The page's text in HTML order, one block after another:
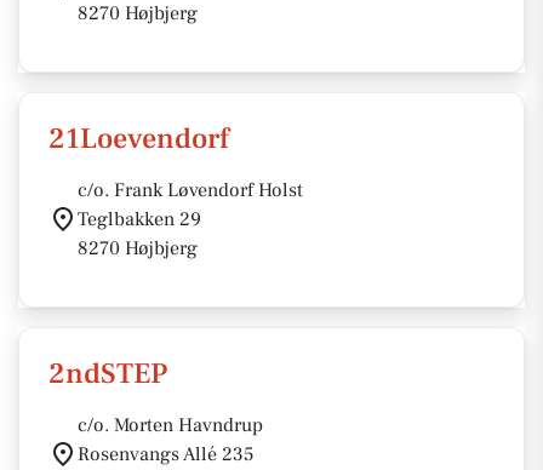
8270 Højbjerg
21Loevendorf
c/o. Frank Løvendorf Holst
Teglbakken 29
8270 Højbjerg
2ndSTEP
c/o. Morten Havndrup
Rosenvangs Allé 235